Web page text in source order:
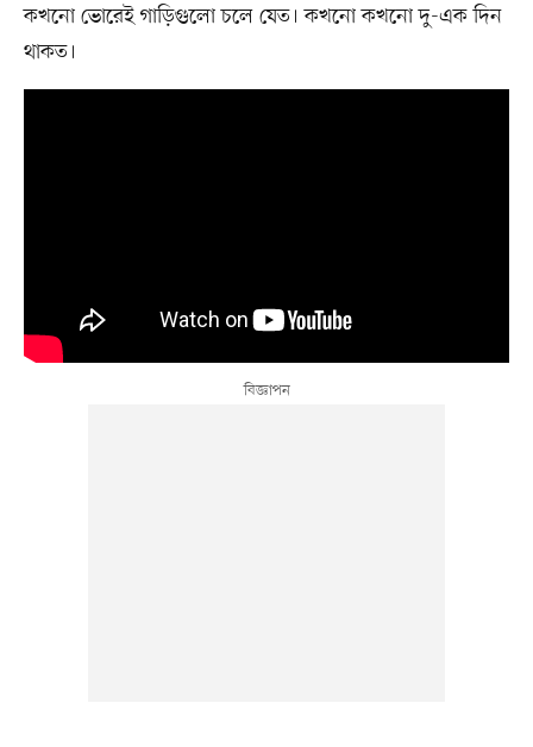
কখনো ভোরেই গাড়িগুলো চলে যেত। কখনো কখনো দু-এক দিন
থাকত।